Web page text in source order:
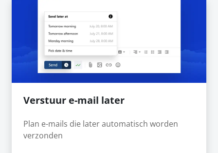
Verstuur e-mail later
Plan e-mails die later automatisch worden
verzonden